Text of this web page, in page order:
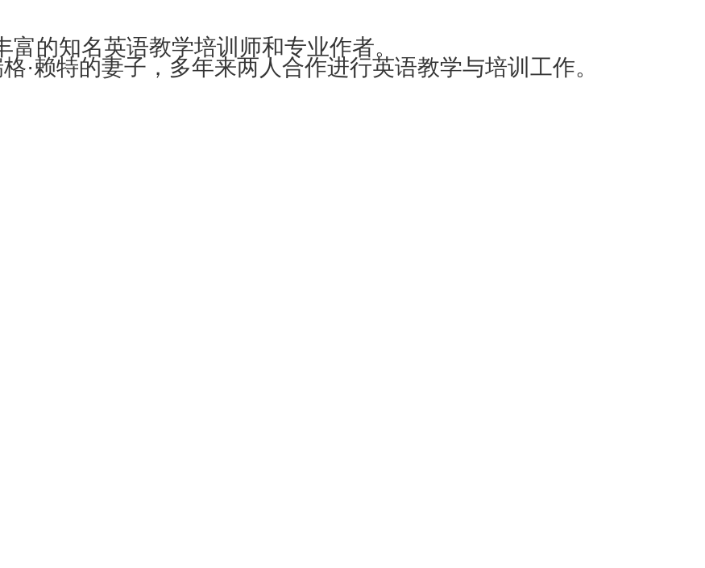
的知名英语教学培训师和专业作者。
·赖特的妻子，多年来两人合作进行英语教学与培训工作。